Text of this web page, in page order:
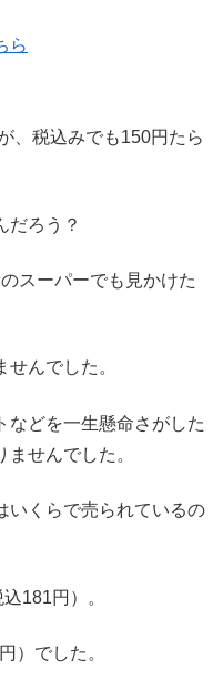
ら
、税込みでも150円たら
だろう？
スーパーでも見かけた
んでした。
などを一生懸命さがした
せんでした。
いくらで売られているの
181円）。
）でした。